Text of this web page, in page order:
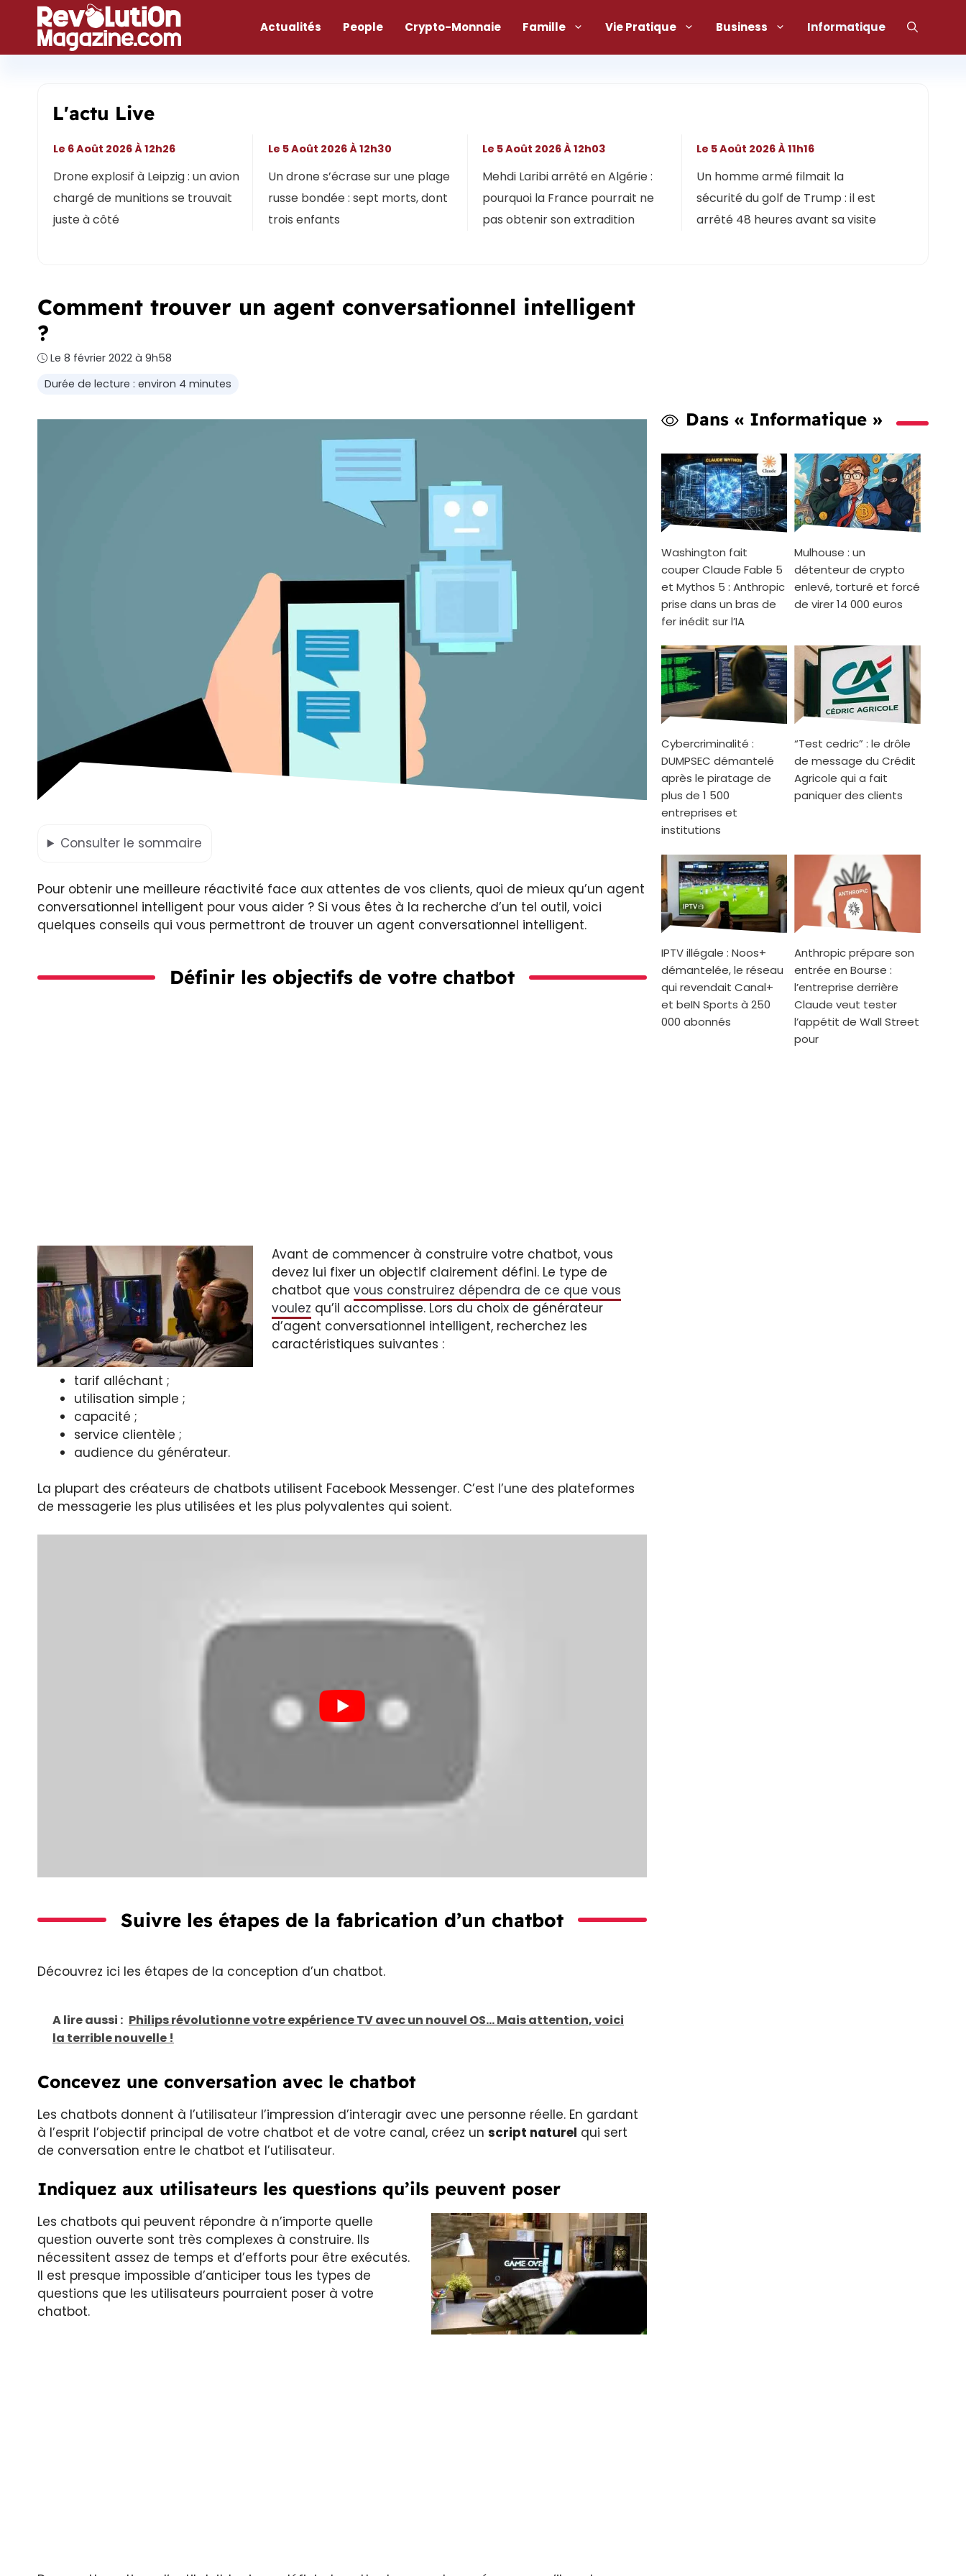
contenu
Actualités People Crypto-Monnaie Famille Vie Pratique Business Informatique
L'actu Live
Drone explosif à Leipzig : un avion
chargé de munitions se trouvait
juste à côté
Le 6 Août 2026 À 12h26
Un drone s’écrase sur une plage
russe bondée : sept morts, dont
trois enfants
Le 5 Août 2026 À 12h30
Mehdi Laribi arrêté en Algérie :
pourquoi la France pourrait ne
pas obtenir son extradition
Le 5 Août 2026 À 12h03
Un homme armé filmait la
sécurité du golf de Trump : il est
arrêté 48 heures avant sa visite
Le 5 Août 2026 À 11h16
Comment trouver un agent conversationnel intelligent
?
Le 8 février 2022 à 9h58
Durée de lecture : environ 4 minutes
Consulter le sommaire
Pour obtenir une meilleure réactivité face aux attentes de vos clients, quoi de mieux qu’un agent
conversationnel intelligent pour vous aider ? Si vous êtes à la recherche d’un tel outil, voici
quelques conseils qui vous permettront de trouver un agent conversationnel intelligent.
Définir les objectifs de votre chatbot
Avant de commencer à construire votre chatbot, vous
devez lui fixer un objectif clairement défini. Le type de
chatbot que vous construirez dépendra de ce que vous
voulez qu’il accomplisse. Lors du choix de générateur
d’agent conversationnel intelligent, recherchez les
caractéristiques suivantes :
tarif alléchant ;
utilisation simple ;
capacité ;
service clientèle ;
audience du générateur.
La plupart des créateurs de chatbots utilisent Facebook Messenger. C’est l’une des plateformes
de messagerie les plus utilisées et les plus polyvalentes qui soient.
Suivre les étapes de la fabrication d’un chatbot
Découvrez ici les étapes de la conception d’un chatbot.
A lire aussi : Philips révolutionne votre expérience TV avec un nouvel OS... Mais attention, voici
la terrible nouvelle !
Concevez une conversation avec le chatbot
Les chatbots donnent à l’utilisateur l’impression d’interagir avec une personne réelle. En gardant
à l’esprit l’objectif principal de votre chatbot et de votre canal, créez un script naturel qui sert
de conversation entre le chatbot et l’utilisateur.
Indiquez aux utilisateurs les questions qu’ils peuvent poser
Les chatbots qui peuvent répondre à n’importe quelle
question ouverte sont très complexes à construire. Ils
nécessitent assez de temps et d’efforts pour être exécutés.
Il est presque impossible d’anticiper tous les types de
questions que les utilisateurs pourraient poser à votre
chatbot.
Dans « Informatique »
Washington fait
couper Claude Fable 5
et Mythos 5 : Anthropic
prise dans un bras de
fer inédit sur l’IA
Mulhouse : un
détenteur de crypto
enlevé, torturé et forcé
de virer 14 000 euros
Cybercriminalité :
DUMPSEC démantelé
après le piratage de
plus de 1 500
entreprises et
institutions
“Test cedric” : le drôle
de message du Crédit
Agricole qui a fait
paniquer des clients
IPTV illégale : Noos+
démantelée, le réseau
qui revendait Canal+
et beIN Sports à 250
000 abonnés
Anthropic prépare son
entrée en Bourse :
l’entreprise derrière
Claude veut tester
l’appétit de Wall Street
pour